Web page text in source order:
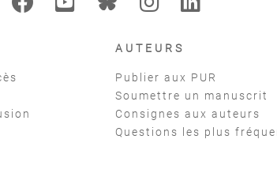
AUTEURS
Publier aux PUR
Soumettre un manuscrit
Consignes aux auteurs
Questions les plus